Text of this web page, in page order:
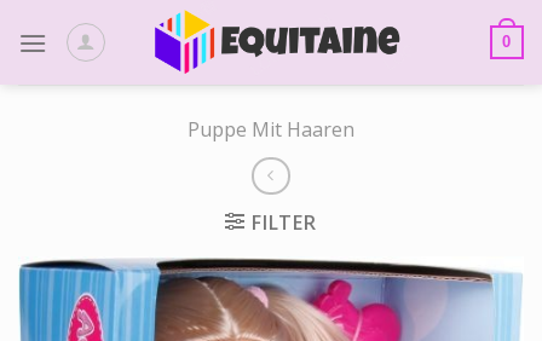
0
Puppe Mit Haaren
FILTER